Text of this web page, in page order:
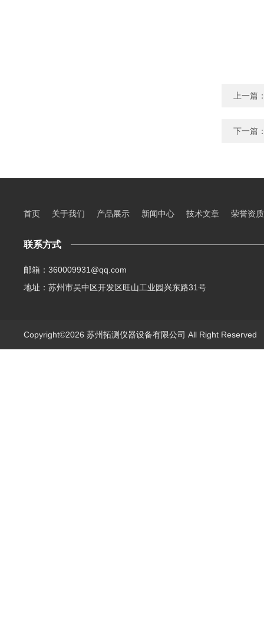
上一篇
下一篇
首页 关于我们 产品展示 新闻中心 技术文章 荣誉资质
联系方式
邮箱：360009931@qq.com
地址：苏州市吴中区开发区旺山工业园兴东路31号
Copyright©2026 苏州拓测仪器设备有限公司 All Right